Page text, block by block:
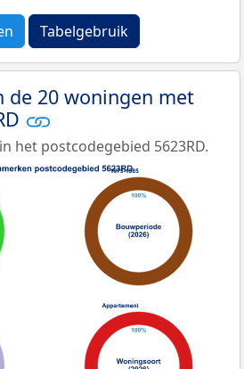
Tabelgebruik
de 20 woningen met
het postcodegebied 5623RD.